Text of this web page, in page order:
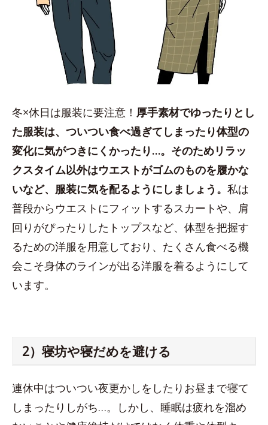
冬×休日は服装に要注意！ 厚手素材でゆったりとし
た服装は、ついつい食べ過ぎてしまったり体型の
変化に気がつきにくかったり…。そのためリラッ
クスタイム以外はウエストがゴムのものを履かな
いなど、服装に気を配るようにしましょう。 私は
普段からウエストにフィットするスカートや、肩
回りがぴったりしたトップスなど、体型を把握す
るための洋服を用意しており、たくさん食べる機
会こそ身体のラインが出る洋服を着るようにして
います。
2）寝坊や寝だめを避ける
連休中はついつい夜更かしをしたりお昼まで寝て
しまったりしがち…。しかし、睡眠は疲れを溜め